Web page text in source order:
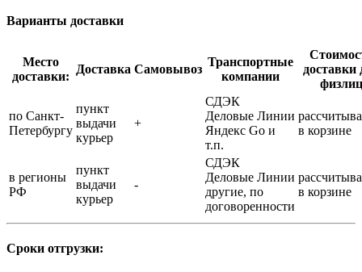
Варианты доставки
Место
доставки:
Доставка Самовывоз
Транспортные
компании
доставки
физлиц
по Санкт-
Петербургу
пункт
выдачи
курьер
+
СДЭК
Деловые Линии
Яндекс Go и
т.п.
в корзине
в регионы
РФ
пункт
выдачи
курьер
-
СДЭК
Деловые Линии
другие, по
договоренности
в корзине
Сроки отгрузки: